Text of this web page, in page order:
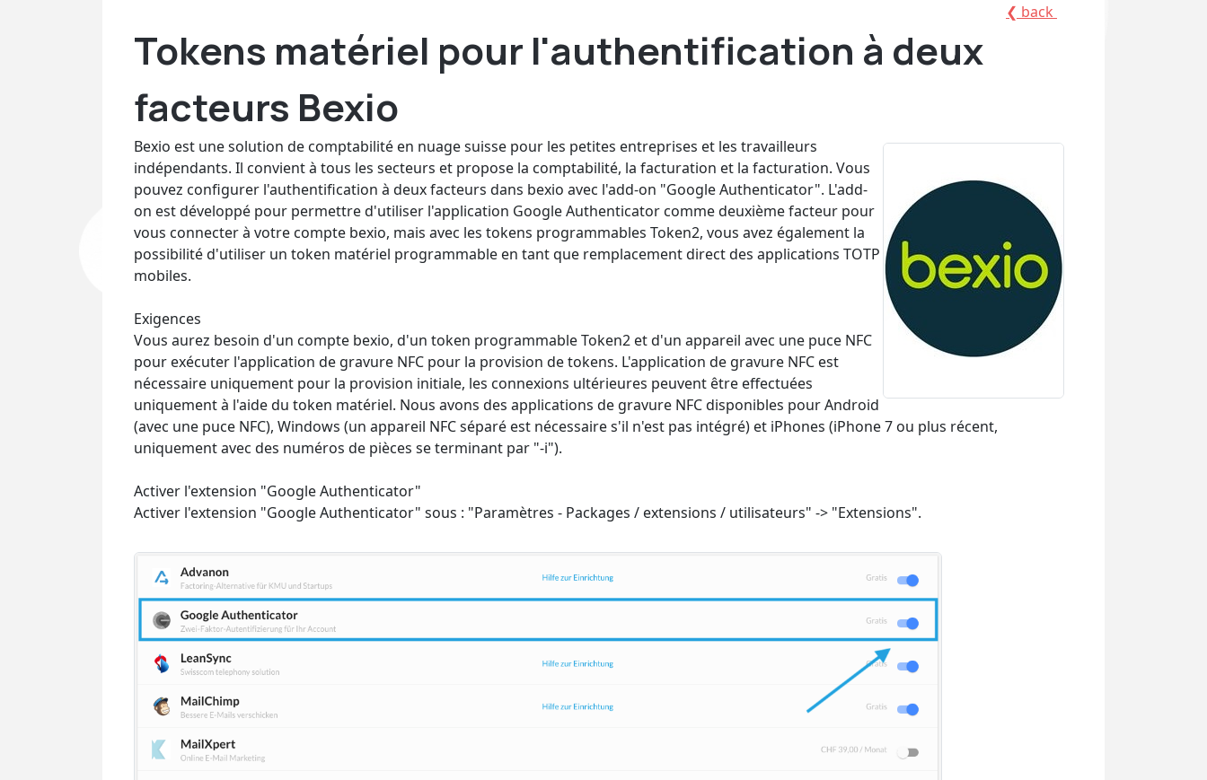
❮ back
Tokens matériel pour l'authentification à deux
facteurs Bexio
Bexio est une solution de comptabilité en nuage suisse pour les petites entreprises et les travailleurs
indépendants. Il convient à tous les secteurs et propose la comptabilité, la facturation et la facturation. Vous
pouvez configurer l'authentification à deux facteurs dans bexio avec l'add-on "Google Authenticator". L'add-
on est développé pour permettre d'utiliser l'application Google Authenticator comme deuxième facteur pour
vous connecter à votre compte bexio, mais avec les tokens programmables Token2, vous avez également la
possibilité d'utiliser un token matériel programmable en tant que remplacement direct des applications TOTP
mobiles.
Exigences
Vous aurez besoin d'un compte bexio, d'un token programmable Token2 et d'un appareil avec une puce NFC
pour exécuter l'application de gravure NFC pour la provision de tokens. L'application de gravure NFC est
nécessaire uniquement pour la provision initiale, les connexions ultérieures peuvent être effectuées
uniquement à l'aide du token matériel. Nous avons des applications de gravure NFC disponibles pour Android
(avec une puce NFC), Windows (un appareil NFC séparé est nécessaire s'il n'est pas intégré) et iPhones (iPhone 7 ou plus récent,
uniquement avec des numéros de pièces se terminant par "-i").
Activer l'extension "Google Authenticator"
Activer l'extension "Google Authenticator" sous : "Paramètres - Packages / extensions / utilisateurs" -> "Extensions".